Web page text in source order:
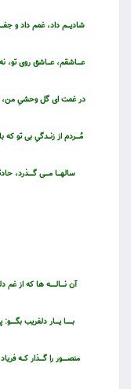
شاديــــم داد، غمم داد و
عـــــاشقم، عــــاشق روى
در غمت اى گل وحشىِ
مُـــــردم از زنـــدگىِ بى
سالهــــا مـــــى
آن نـــــالـــــــه ها كه
بــــــــا يـــــار دلفريب
منصـــــــور را گـــــذار